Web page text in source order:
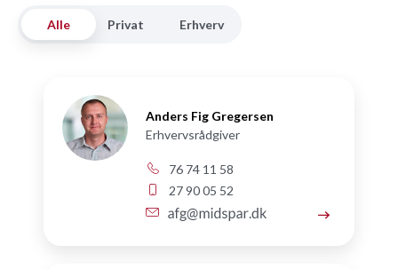
Alle Privat Erhverv
Anders Fig Gregersen
Erhvervsrådgiver
76 74 11 58
27 90 05 52